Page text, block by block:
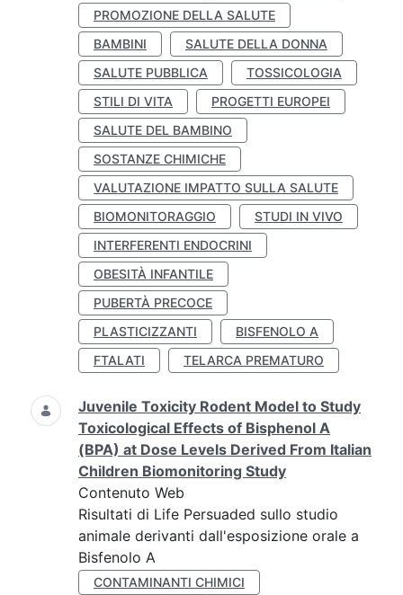
PROMOZIONE DELLA SALUTE
BAMBINI
SALUTE DELLA DONNA
SALUTE PUBBLICA
TOSSICOLOGIA
STILI DI VITA
PROGETTI EUROPEI
SALUTE DEL BAMBINO
SOSTANZE CHIMICHE
VALUTAZIONE IMPATTO SULLA SALUTE
BIOMONITORAGGIO
STUDI IN VIVO
INTERFERENTI ENDOCRINI
OBESITÀ INFANTILE
PUBERTÀ PRECOCE
PLASTICIZZANTI
BISFENOLO A
FTALATI
TELARCA PREMATURO
Juvenile Toxicity Rodent Model to Study
Toxicological Effects of Bisphenol A
(BPA) at Dose Levels Derived From Italian
Children Biomonitoring Study
Contenuto Web
Risultati di Life Persuaded sullo studio
animale derivanti dall'esposizione orale a
Bisfenolo A
CONTAMINANTI CHIMICI